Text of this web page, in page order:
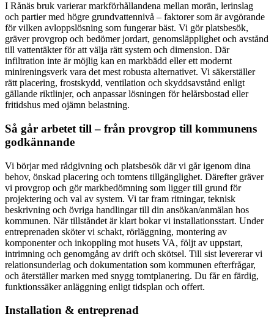
I Rånäs bruk varierar markförhållandena mellan morän, lerinslag
och partier med högre grundvattennivå – faktorer som är avgörande
för vilken avloppslösning som fungerar bäst. Vi gör platsbesök,
gräver provgrop och bedömer jordart, genomsläpplighet och avstånd
till vattentäkter för att välja rätt system och dimension. Där
infiltration inte är möjlig kan en markbädd eller ett modernt
minireningsverk vara det mest robusta alternativet. Vi säkerställer
rätt placering, frostskydd, ventilation och skyddsavstånd enligt
gällande riktlinjer, och anpassar lösningen för helårsbostad eller
fritidshus med ojämn belastning.
Så går arbetet till – från provgrop till kommunens
godkännande
Vi börjar med rådgivning och platsbesök där vi går igenom dina
behov, önskad placering och tomtens tillgänglighet. Därefter gräver
vi provgrop och gör markbedömning som ligger till grund för
projektering och val av system. Vi tar fram ritningar, teknisk
beskrivning och övriga handlingar till din ansökan/anmälan hos
kommunen. När tillståndet är klart bokar vi installationsstart. Under
entreprenaden sköter vi schakt, rörläggning, montering av
komponenter och inkoppling mot husets VA, följt av uppstart,
intrimning och genomgång av drift och skötsel. Till sist levererar vi
relationsunderlag och dokumentation som kommunen efterfrågar,
och återställer marken med snygg tomtplanering. Du får en färdig,
funktionssäker anläggning enligt tidsplan och offert.
Installation & entreprenad